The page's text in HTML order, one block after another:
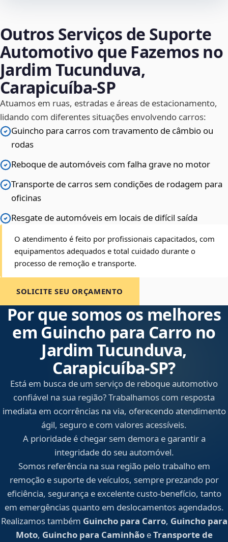
Outros Serviços de Suporte
Automotivo que Fazemos no
Jardim Tucunduva,
Carapicuíba‑SP
Atuamos em ruas, estradas e áreas de estacionamento,
lidando com diferentes situações envolvendo carros:
Guincho para carros com travamento de câmbio ou
rodas
Reboque de automóveis com falha grave no motor
Transporte de carros sem condições de rodagem para
oficinas
Resgate de automóveis em locais de difícil saída
O atendimento é feito por profissionais capacitados, com
equipamentos adequados e total cuidado durante o
processo de remoção e transporte.
SOLICITE SEU ORÇAMENTO
Por que somos os melhores
em Guincho para Carro no
Jardim Tucunduva,
Carapicuíba‑SP?
Está em busca de um serviço de reboque automotivo
confiável na sua região? Trabalhamos com resposta
imediata em ocorrências na via, oferecendo atendimento
ágil, seguro e com valores acessíveis.
A prioridade é chegar sem demora e garantir a
integridade do seu automóvel.
Somos referência na sua região pelo trabalho em
remoção e suporte de veículos, sempre prezando por
eficiência, segurança e excelente custo-benefício, tanto
em emergências quanto em deslocamentos agendados.
Realizamos também Guincho para Carro, Guincho para
Moto, Guincho para CaminhãoeTransporte de